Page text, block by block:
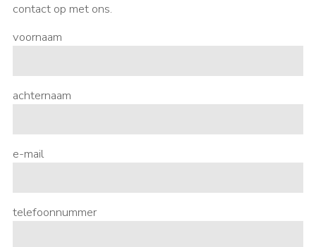
contact op met ons.
voornaam
achternaam
e-mail
telefoonnummer